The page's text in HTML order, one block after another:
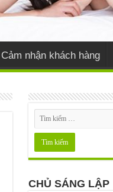
Cảm nhận khách hàng
CHỦ SÁNG LẬP